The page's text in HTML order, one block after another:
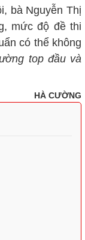
bà Nguyễn Thị
mức độ đề thi
có thể không
top đầu và
HÀ CƯỜNG